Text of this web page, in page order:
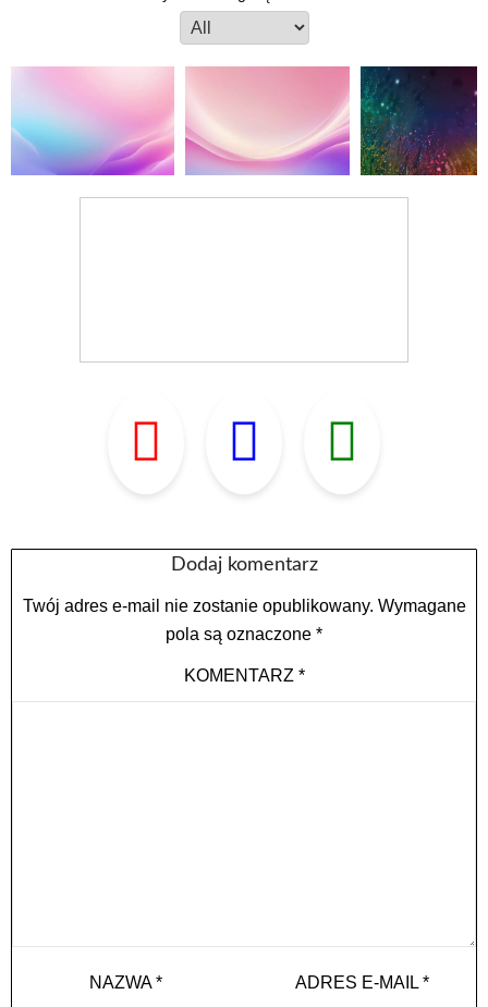
Dodaj komentarz
Twój adres e-mail nie zostanie opublikowany. Wymagane
pola są oznaczone *
KOMENTARZ *
NAZWA* ADRES E-MAIL*